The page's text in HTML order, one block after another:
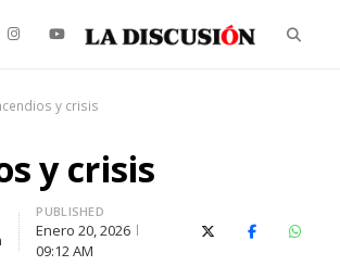
y crisis
y crisis
PUBLISHED
Enero 20, 2026
09:12 AM
X (Twitter)Facebook